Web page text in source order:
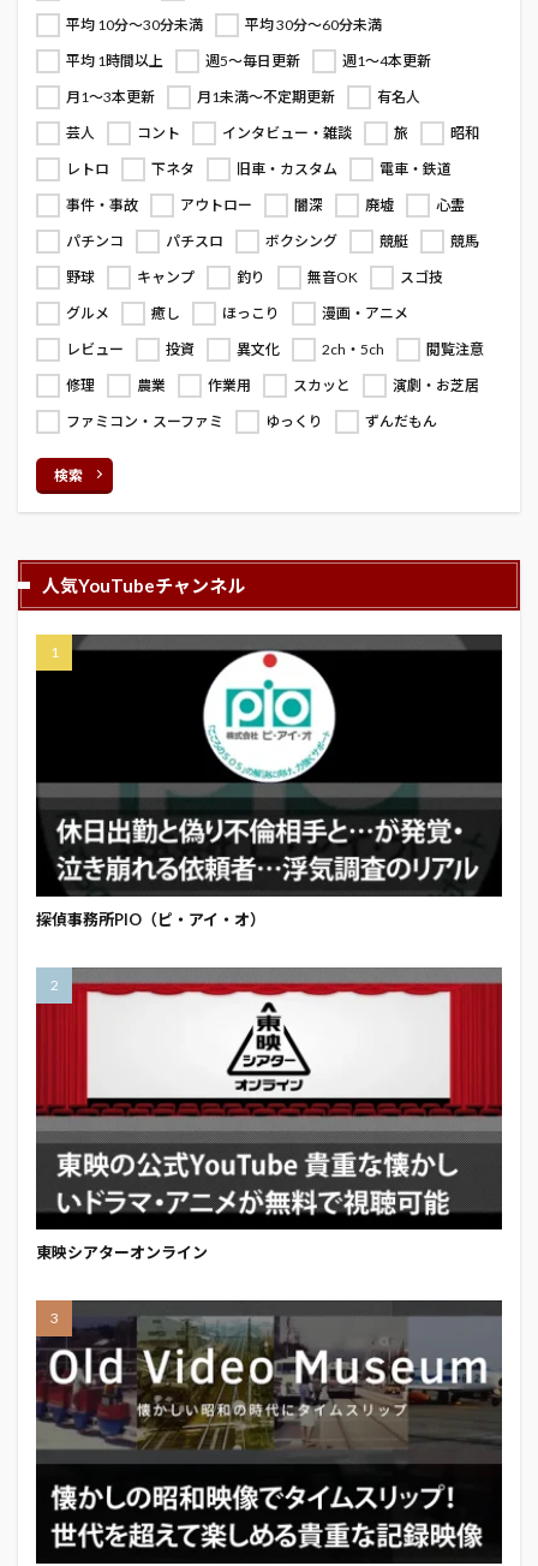
平均 10分～30分未満
平均 30分～60分未満
平均 1時間以上
週5～毎日更新
週1～4本更新
月1～3本更新
月1未満～不定期更新
有名人
芸人
コント インタビュー・雑談 旅
昭和
レトロ
下ネタ 旧車・カスタム
電車・鉄道
事件・事故
アウトロー 闇深 廃墟
心霊
パチンコ
パチスロ ボクシング 競艇
競馬
野球
キャンプ 釣り 無音OK
スゴ技
グルメ
癒し ほっこり
漫画・アニメ
レビュー
投資 異文化 2ch・5ch
閲覧注意
修理
農業 作業用 スカッと
演劇・お芝居
ファミコン・スーファミ
ゆっくり ずんだもん
検索
人気YouTubeチャンネル
探偵事務所PIO（ピ・アイ・オ）
東映シアターオンライン